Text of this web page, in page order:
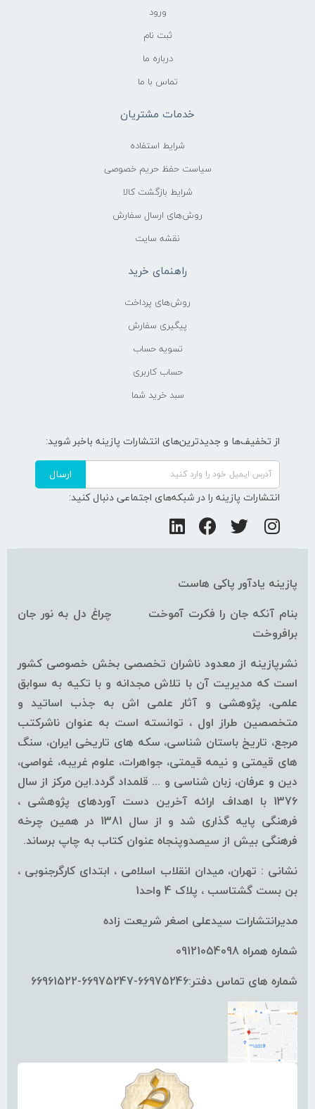
ورود
ثبت نام
درباره ما
تماس با ما
خدمات مشتریان
شرایط استفاده
سیاست حفظ حریم خصوصی
شرایط بازگشت کالا
روش‌های ارسال سفارش
نقشه سایت
راهنمای خرید
روش‌های پرداخت
پیگیری سفارش
تسویه حساب
حساب کاربری
سبد خرید شما
از تخفیف‌ها و جدیدترین‌های انتشارات پازینه باخبر شوید:
ارسال
انتشارات پازینه را در شبکه‌های اجتماعی دنبال کنید:
پازینه یادآور پاکی هاست
بنام آنکه جان را فکرت آموخت چراغ دل به نور جان
برافروخت
نشرپازینه از معدود ناشران تخصصی بخش خصوصی کشور
است که مدیریت آن با تلاش مجدانه و با تکیه به سوابق
علمی، پژوهشی و آثار علمی اش به جذب اساتید و
متخصصین طراز اول ، توانسته است به عنوان ناشرکتب
مرجع، تاریخ باستان شناسی، سکه های تاریخی ایران، سنگ
های قیمتی و نیمه قیمتی، جواهرات، علوم غریبه، غواصی،
دین و عرفان، زبان شناسی و ... قلمداد گردد.این مرکز از سال
1376 با اهداف ارائه آخرین دست آوردهای پژوهشی ،
فرهنگی پایه گذاری شد و از سال 1381 در همین چرخه
فرهنگی بیش از سیصدوپنجاه عنوان کتاب به چاپ برساند.
نشانی : تهران، میدان انقلاب اسلامی ، ابتدای کارگرجنوبی ،
بن بست گشتاسب ، پلاک 4 واحد1
مدیرانتشارات سیدعلی اصغر شریعت زاده
شماره همراه 09121054098
شماره های تماس دفتر:66975246-66975247-66961522